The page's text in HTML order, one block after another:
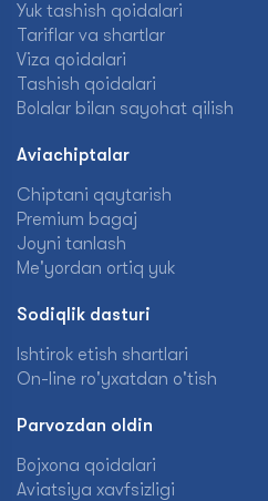
Yuk tashish qoidalari
Tariflar va shartlar
Viza qoidalari
Tashish qoidalari
Bolalar bilan sayohat qilish
Aviachiptalar
Chiptani qaytarish
Premium bagaj
Joyni tanlash
Me'yordan ortiq yuk
Sodiqlik dasturi
Ishtirok etish shartlari
On-line ro'yxatdan o'tish
Parvozdan oldin
Bojxona qoidalari
Aviatsiya xavfsizligi